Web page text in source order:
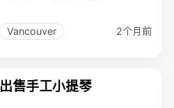
Vancouver 2个月前
出售手工小提琴